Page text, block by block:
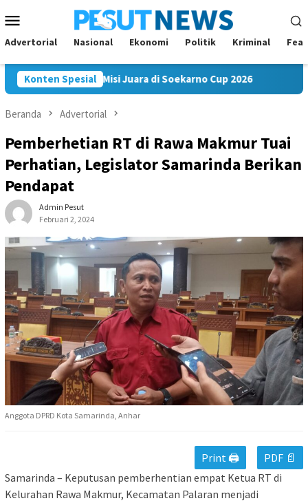
ke
kontenMobile
Advertorial Nasional Ekonomi Politik Kriminal
Konten Spesial
FC Bawa Misi Juara di Soekarno Cup 2026 Andi Satya
Beranda Advertorial
Pemberhetian RT di Rawa Makmur Tuai
Perhatian, Legislator Samarinda Berikan
Pendapat
Admin Pesut
Februari 2, 2024
Anggota DPRD Kota Samarinda, Anhar
Print 🖨
PDF 📄
Samarinda – Keputusan pemberhentian empat Ketua RT di
Kelurahan Rawa Makmur, Kecamatan Palaran menjadi